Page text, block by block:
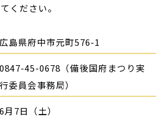
ください。
広島県府中市元町576-1
0847-45-0678（備後国府まつり実
行委員会事務局）
6月7日（土）